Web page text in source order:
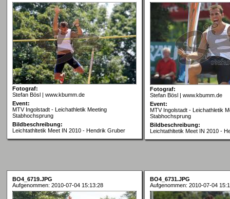
Fotograf:
Stefan Bösl | www.kbumm.de
Event:
MTV Ingolstadt - Leichathletik Meeting
Stabhochsprung
Bildbeschreibung:
Leichtathltetik Meet IN 2010 - Hendrik Gruber
Fotograf:
Stefan Bösl | www.kbumm.de
Event:
MTV Ingolstadt - Leichathletik
Stabhochsprung
Bildbeschreibung:
Leichtathltetik Meet IN 2010 -
BO4_6719.JPG
Aufgenommen: 2010-07-04 15:13:28
BO4_6731.JPG
Aufgenommen: 2010-07-04